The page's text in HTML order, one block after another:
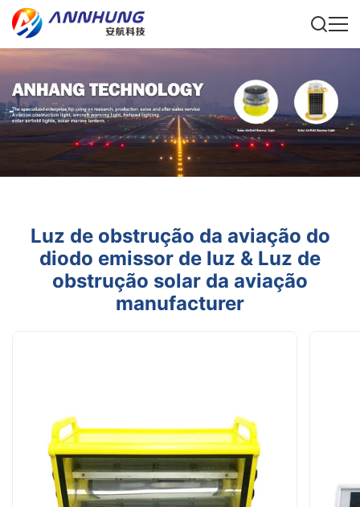
Luz de obstrução da aviação do
diodo emissor de luz & Luz de
obstrução solar da aviação
manufacturer